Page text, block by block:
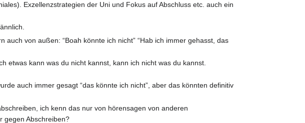
Exzellenzstrategien der Uni und Fokus auf Abschluss etc. auch ein
von außen: “Boah könnte ich nicht” “Hab ich immer gehasst, das
etwas kann was du nicht kannst, kann ich nicht was du kannst.
auch immer gesagt “das könnte ich nicht”, aber das könnten definitiv
ich kenn das nur von hörensagen von anderen
gegen Abschreiben?